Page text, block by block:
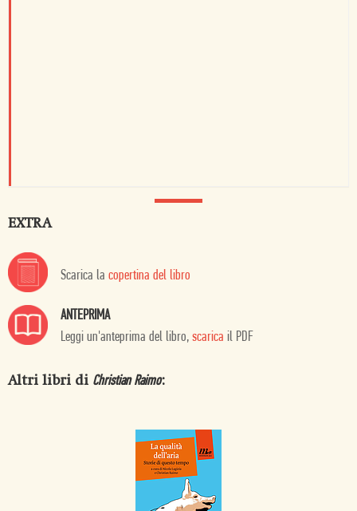
EXTRA
Scarica la copertina del libro
ANTEPRIMA
Leggi un'anteprima del libro, scarica il PDF
Altri libri di Christian Raimo: